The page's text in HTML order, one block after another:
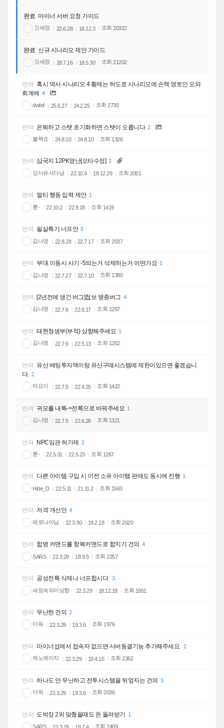
완료 마이너 서버 요청 가이드
갓세정 22.6.28 18.12.3 조회20322
완료 신규 시나리오 제안 가이드
갓세정 18.7.16 18.5.30 조회21202
반려 혹시 역사 시나리오 4 황제는 허도로 시나리오에 손책 영토인 오와
회계에 4
dwfef 25.6.27 24.2.25 조회2730
반려 은퇴하고 스탯 초기화하면 스탯이 오릅니다 2
블랙죠
24.8.10 24.8.10 조회 1326
반려 삼국지 12PK영난[오타수정] 2
강서유서다냥
22.10.4 18.12.29 조회2001
반려 멀티 행동 입력 제안 1
륜-
22.10.2 22.9.18 조회 1419
반려 필살특기 너프안 5
김나영
22.8.28 22.7.17 조회2037
반려 부대 이동시 사기 -5되는거 삭제하는거 어떤가요 1
김나영
22.7.27 22.7.10 조회 1380
반려 [2년전에 생긴 버그]첩보 병종버그 4
김나영
22.7.6 22.6.17 조회 1297
반려 태현청생부(부적) 상향해주세요 1
김나영
22.7.6 22.5.13 조회 1352
반려 유산 배팅투자액이랑 유산구매시스템에 제한이있으면 좋겠습니
다.
2
마요이
22.7.5 22.4.25 조회 1422
반려 귀모를 내특->전특으로 바꿔주세요 1
김나영
22.7.5 22.6.28 조회 1321
반려 NPC임관 허가제 2
륜-
22.5.31 22.5.23 조회 1267
반려 다른 아이템 구입 시 이전 소유 아이템 판매도 동시에 진행 1
Hide_D 22.5.11 21.11.2 조회 1563
반려 저격 개선안 4
메로나아님
22.3.30 19.2.18 조회2020
반려 합병 커맨드를 항복커맨드로 합치기 건의 4
SARS 22.3.29 18.9.5 조회2257
반려 공성전특 삭제나 너프합시다. 3
새장속의이상향
22.3.29 18.12.18 조회 1951
반려 무난한 건의
2
더워
22.3.29 19.3.6 조회 1976
반려 마이너섭에서 접속자 없으면 서버동결기능 추가해주세요. 2
제노에이지
22.3.29 19.4.15 조회2362
반려 하나도 안 무난하고 전투시스템을 뒤엎자는 건의 3
더워
22.3.29 19.3.6 조회2036
반려 도박장 2위 맞췄을때도 돈 돌려받기 1
SARS 조회2409